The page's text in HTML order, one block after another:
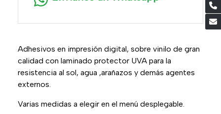
Adhesivos en impresión digital, sobre vinilo de gran
calidad con laminado protector UVA para la
resistencia al sol, agua ,arañazos y demás agentes
externos.
Varias medidas a elegir en el menú desplegable.